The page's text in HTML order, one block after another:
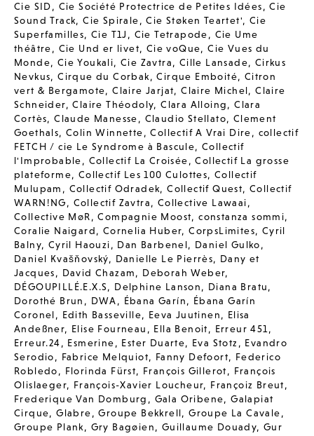
Cie SID, Cie Société Protectrice de Petites Idées,Cie
Sound Track,Cie Spirale,Cie Støken Teartet', Cie
Superfamilles,Cie T1J , Cie Tetrapode, Cie Ume
théâtre, Cie Und er livet, Cie voQue,Cie Vues du
Monde, Cie Youkali,Cie Zavtra, Cille Lansade, Cirkus
Nevkus,Cirque du Corbak,Cirque Emboité, Citron
vert & Bergamote,Claire Jarjat,Claire Michel,Claire
Schneider,Claire Théodoly,Clara Alloing,Clara
Cortès,Claude Manesse, Claudio Stellato, Clement
Goethals,Colin Winnette,Collectif A Vrai Dire, collectif
FETCH / cie Le Syndrome à Bascule,Collectif
l'Improbable, Collectif La Croisée,Collectif La grosse
plateforme, Collectif Les 100 Culottes,Collectif
Mulupam , Collectif Odradek,Collectif Quest,Collectif
WARN!NG, Collectif Zavtra, Collective Lawaai,
Collective MøR,Compagnie Moost,constanza sommi,
Coralie Naigard, Cornelia Huber,CorpsLimites, Cyril
Balny, Cyril Haouzi, Dan Barbenel, Daniel Gulko,
Daniel Kvašňovský, Danielle Le Pierrès, Dany et
Jacques, David Chazam, Deborah Weber,
DÉGOUPILLÉ.E.X.S, Delphine Lanson, Diana Bratu,
Dorothé Brun , DWA, Ébana Garín, Ébana Garín
Coronel, Edith Basseville, Eeva Juutinen, Elisa
Andeßner, Elise Fourneau , Ella Benoit, Erreur 451,
Erreur.24, Esmerine, Ester Duarte, Eva Stotz , Evandro
Serodio, Fabrice Melquiot, Fanny Defoort, Federico
Robledo, Florinda Fürst, François Gillerot, François
Olislaeger, François-Xavier Loucheur, Françoiz Breut,
Frederique Van Domburg , Gala Oribene,Galapiat
Cirque,Glabre,Groupe Bekkrell,Groupe La Cavale,
Groupe Plank, Gry Bagøien, Guillaume Douady,Gur